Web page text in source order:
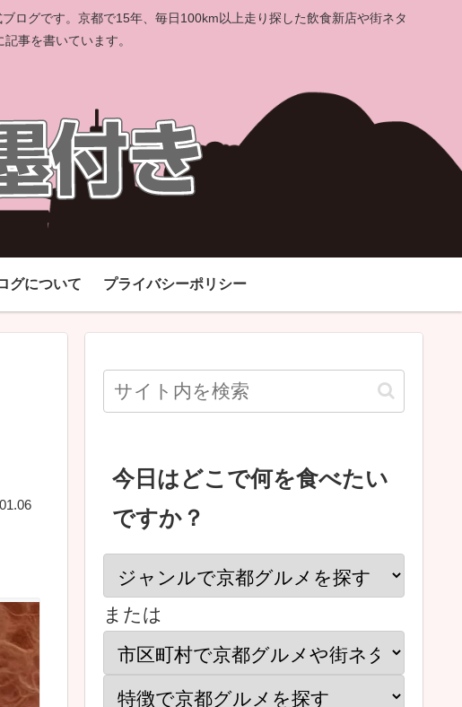
ログです。京都で15年、毎日100km以上走り探した飲食新店や街ネタ
事を書いています。
グについて プライバシーポリシー
今日はどこで何を食べたい
ですか？
または